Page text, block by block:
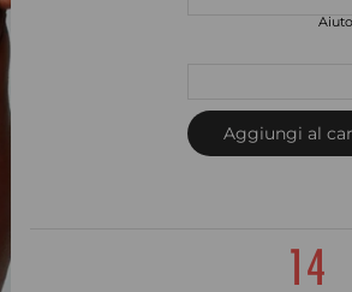
Aggiungi al